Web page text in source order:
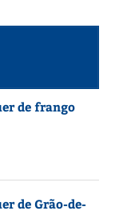
de frango
de Grão-de-